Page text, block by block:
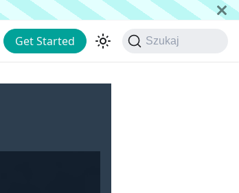
Get Started Szukaj